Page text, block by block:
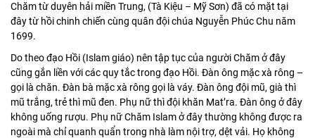
Chăm từ duyên hải miền Trung, (Tà Kiệu – Mỹ Sơn) đã có mặt tại
đây từ hồi chinh chiến cùng quân đội chúa Nguyễn Phúc Chu năm
1699.
Do theo đạo Hồi (Islam giáo) nên tập tục của người Chăm ở đây
cũng gắn liền với các quy tắc trong đạo Hồi. Đàn ông mặc xà rông –
gọi là chăn. Đàn bà mặc xà rông gọi là váy. Đàn ông đội mũ, già thì
mũ trắng, trẻ thì mũ đen. Phụ nữ thì đội khăn Mat’ra. Đàn ông ở đây
không uống rượu. Phụ nữ Chăm Islam ở đây thường không được ra
ngoài mà chỉ quanh quẩn trong nhà làm nội trợ, dệt vải. Họ không